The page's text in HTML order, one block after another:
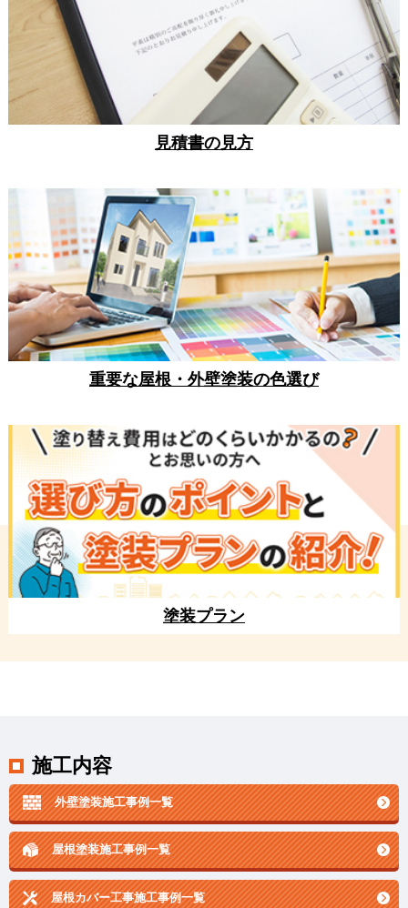
見積書の見方
重要な屋根・外壁塗装の色選び
塗装プラン
施工内容
外壁塗装施工事例一覧
屋根塗装施工事例一覧
屋根カバー工事施工事例一覧